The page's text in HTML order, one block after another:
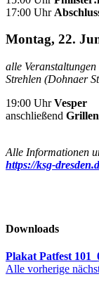
17:00 Uhr
Montag, 22.
alle
Strehlen (Dohnaer
19:00 UhrVesper
anschließend Grillen
Alle Informationen
https://ksg-
Downloads
Plakat Patfest
Alle vorherige